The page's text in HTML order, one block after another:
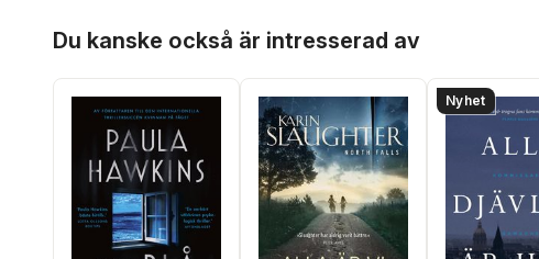
Du kanske också är intresserad av
Nyhet